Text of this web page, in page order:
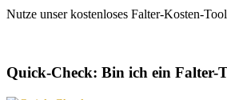
Nutze unser kostenloses Falter-Kosten-
Quick-Check: Bin ich ein Falter-